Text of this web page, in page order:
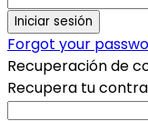
Forgot your
Recuperación de
Recupera tu